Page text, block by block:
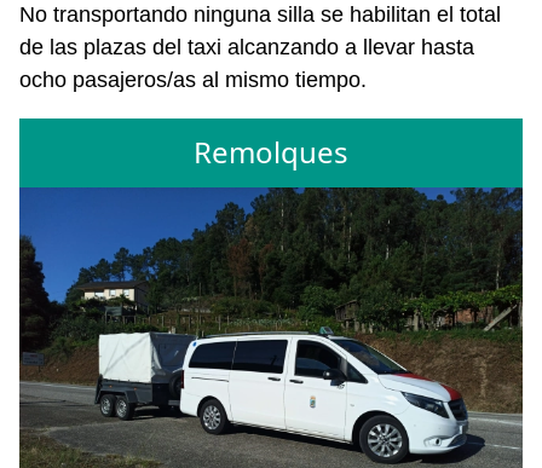
No transportando ninguna silla se habilitan el total
de las plazas del taxi alcanzando a llevar hasta
ocho pasajeros/as al mismo tiempo.
Remolques